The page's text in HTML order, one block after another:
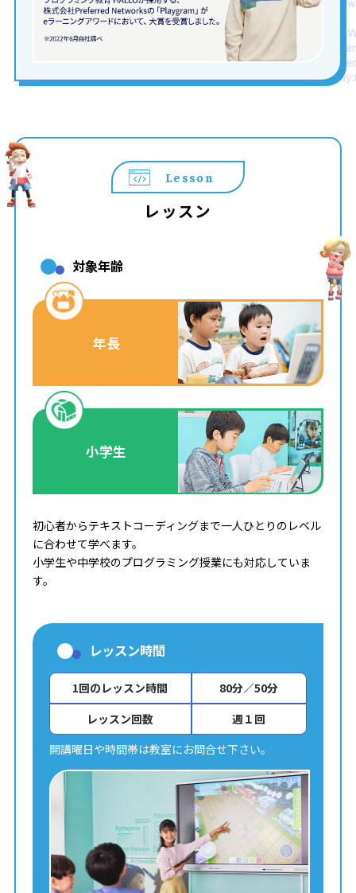
Lesson
レッスン
対象年齢
年長
小学生
初心者からテキストコーディングまで一人ひとりのレベル
に合わせて学べます。
小学生や中学校のプログラミング授業にも対応していま
す。
レッスン時間
1回のレッスン時間
80分／50分
レッスン回数
週１回
開講曜日や時間帯は教室にお問合せ下さい。